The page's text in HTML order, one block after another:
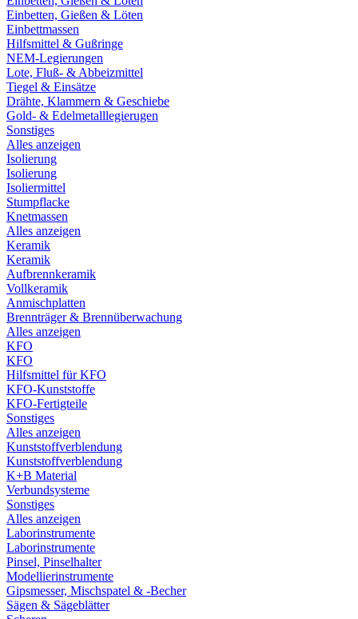
Einbetten, Gießen & Löten
Einbettmassen
Hilfsmittel & Gußringe
NEM-Legierungen
Lote, Fluß- & Abbeizmittel
Tiegel & Einsätze
Drähte, Klammern & Geschiebe
Gold- & Edelmetalllegierugen
Sonstiges
Alles anzeigen
Isolierung
Isolierung
Isoliermittel
Stumpflacke
Knetmassen
Alles anzeigen
Keramik
Keramik
Aufbrennkeramik
Vollkeramik
Anmischplatten
Brennträger & Brennüberwachung
Alles anzeigen
KFO
KFO
Hilfsmittel für KFO
KFO-Kunststoffe
KFO-Fertigteile
Sonstiges
Alles anzeigen
Kunststoffverblendung
Kunststoffverblendung
K+B Material
Verbundsysteme
Sonstiges
Alles anzeigen
Laborinstrumente
Laborinstrumente
Pinsel, Pinselhalter
Modellierinstrumente
Gipsmesser, Mischspatel & -Becher
Sägen & Sägeblätter